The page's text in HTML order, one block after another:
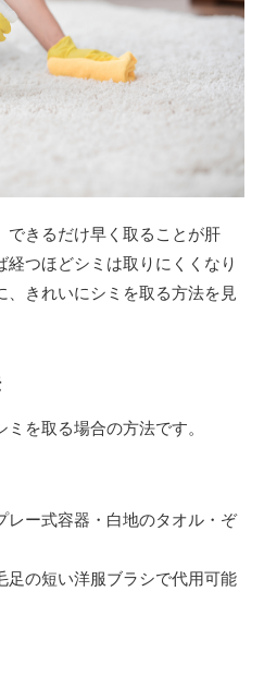
できるだけ早く取ることが肝
つほどシミは取りにくくなり
、きれいにシミを取る方法を見
を取る場合の方法です。
レー式容器・白地のタオル・ぞ
の短い洋服ブラシで代用可能